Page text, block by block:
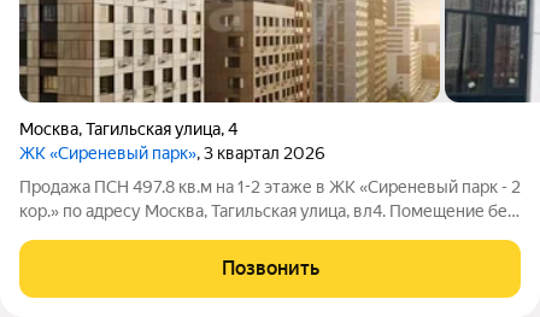
Москва,Тагильская улица,4
ЖК «Сиреневый парк», 3 квартал 2026
Продажа ПСН 497.8 кв.м на 1-2 этаже в ЖК «Сиреневый парк - 2
кор.» по адресу Москва, Тагильская улица, вл4. Помещение без
кв.м: 260 505 руб.
Позвонить